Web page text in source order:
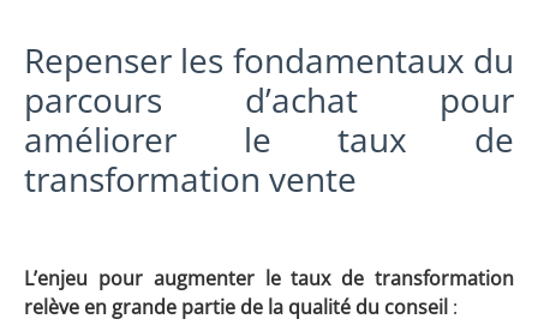
Repenser les fondamentaux du
parcours d’achat pour
améliorer le taux de
transformation vente
L’enjeu pour augmenter le taux de transformation
relève en grande partie de la qualité du conseil :